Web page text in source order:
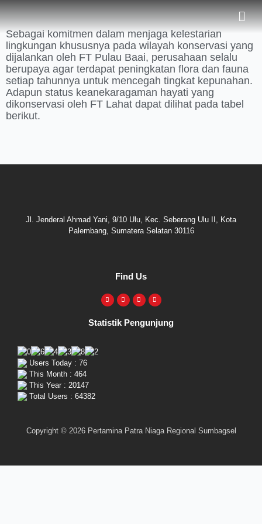
Sebagai komitmen dalam menjaga kelestarian
lingkungan khususnya pada wilayah konservasi yang
dijalankan oleh FT Pulau Baai, perusahaan selalu
berupaya agar terdapat peningkatan flora dan fauna
setiap tahunnya untuk mencegah tingkat kepunahan.
Adapun status keanekaragaman hayati yang
dikonservasi oleh FT Lahat dapat dilihat pada tabel
berikut.
Jl. Jenderal Ahmad Yani, 9/10 Ulu, Kec. Seberang Ulu II, Kota
Palembang, Sumatera Selatan 30116​
Find Us
Statistik Pengunjung
Users Today : 76
This Month : 464
This Year : 20147
Total Users : 64382
Copyright © 2026 Pertamina Patra Niaga Regional Sumbagsel